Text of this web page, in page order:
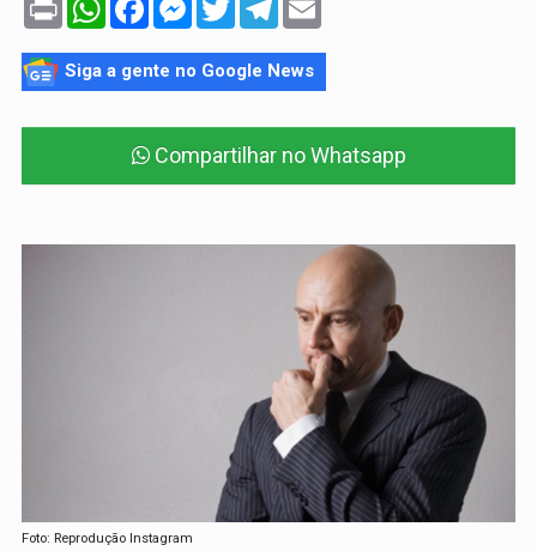
Siga a gente no Google News
Compartilhar no Whatsapp
Foto: Reprodução Instagram